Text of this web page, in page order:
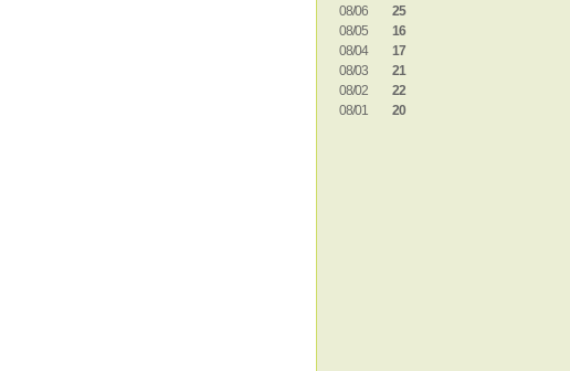
08/06
25
08/05
16
08/04
17
08/03
21
08/02
22
08/01
20